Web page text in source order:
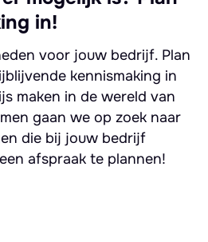
in!
voor jouw bedrijf. Plan
kennismaking in
maken in de wereld van
gaan we op zoek naar
die bij jouw bedrijf
afspraak te plannen!